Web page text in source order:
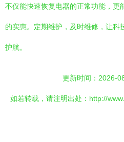
不仅能快速恢复电器的正常功能，更
的实惠。定期维护，及时维修，让科
护航。
更新时间：2026-
如若转载，请注明出处：http://